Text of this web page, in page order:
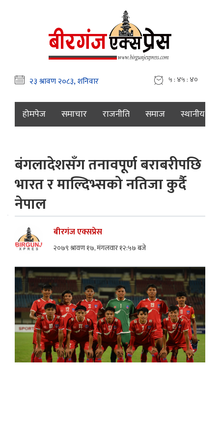
५ : ४५ : ४१
होमपेज समाचार राजनीति समाज स्थानीय
बंगलादेशसँग तनावपूर्ण बराबरीपछि
भारत र माल्दिभ्सको नतिजा कुर्दै
नेपाल
बीरगंज एक्सप्रेस
२०७९ श्रावण १७, मंगलवार १२:५७ बजे